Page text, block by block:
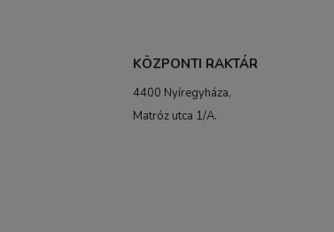
KÖZPONTI RAKTÁR
4400 Nyíregyháza,
Matróz utca 1/A.